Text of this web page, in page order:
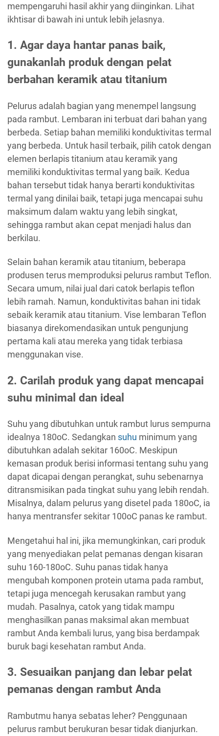
mempengaruhi hasil akhir yang diinginkan. Lihat
ikhtisar di bawah ini untuk lebih jelasnya.
1. Agar daya hantar panas baik,
gunakanlah produk dengan pelat
berbahan keramik atau titanium
Pelurus adalah bagian yang menempel langsung
pada rambut. Lembaran ini terbuat dari bahan yang
berbeda. Setiap bahan memiliki konduktivitas termal
yang berbeda. Untuk hasil terbaik, pilih catok dengan
elemen berlapis titanium atau keramik yang
memiliki konduktivitas termal yang baik. Kedua
bahan tersebut tidak hanya berarti konduktivitas
termal yang dinilai baik, tetapi juga mencapai suhu
maksimum dalam waktu yang lebih singkat,
sehingga rambut akan cepat menjadi halus dan
berkilau.
Selain bahan keramik atau titanium, beberapa
produsen terus memproduksi pelurus rambut Teflon.
Secara umum, nilai jual dari catok berlapis teflon
lebih ramah. Namun, konduktivitas bahan ini tidak
sebaik keramik atau titanium. Vise lembaran Teflon
biasanya direkomendasikan untuk pengunjung
pertama kali atau mereka yang tidak terbiasa
menggunakan vise.
2. Carilah produk yang dapat mencapai
suhu minimal dan ideal
Suhu yang dibutuhkan untuk rambut lurus sempurna
idealnya 180oC. Sedangkan suhu minimum yang
dibutuhkan adalah sekitar 160oC. Meskipun
kemasan produk berisi informasi tentang suhu yang
dapat dicapai dengan perangkat, suhu sebenarnya
ditransmisikan pada tingkat suhu yang lebih rendah.
Misalnya, dalam pelurus yang disetel pada 180oC, ia
hanya mentransfer sekitar 100oC panas ke rambut.
Mengetahui hal ini, jika memungkinkan, cari produk
yang menyediakan pelat pemanas dengan kisaran
suhu 160-180oC. Suhu panas tidak hanya
mengubah komponen protein utama pada rambut,
tetapi juga mencegah kerusakan rambut yang
mudah. Pasalnya, catok yang tidak mampu
menghasilkan panas maksimal akan membuat
rambut Anda kembali lurus, yang bisa berdampak
buruk bagi kesehatan rambut Anda.
3. Sesuaikan panjang dan lebar pelat
pemanas dengan rambut Anda
Rambutmu hanya sebatas leher? Penggunaan
pelurus rambut berukuran besar tidak dianjurkan.